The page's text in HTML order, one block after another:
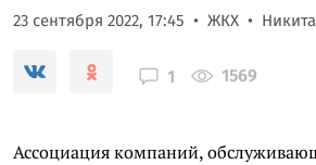
23 сентября 2022, 17:45 ЖКХ
1 1569
Ассоциация компаний,